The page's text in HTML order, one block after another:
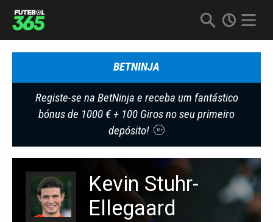
BETNINJA
Registe-se na BetNinja e receba um fantástico
bónus de 1000 € + 100 Giros no seu primeiro
depósito!
18+
Kevin Stuhr-
Ellegaard